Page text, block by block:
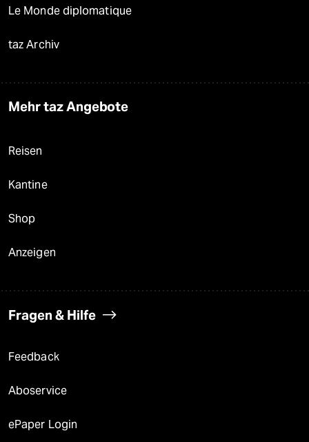
Le Monde diplomatique
taz Archiv
Mehr taz Angebote
Reisen
Kantine
Shop
Anzeigen
Fragen & Hilfe
Feedback
Aboservice
ePaper Login